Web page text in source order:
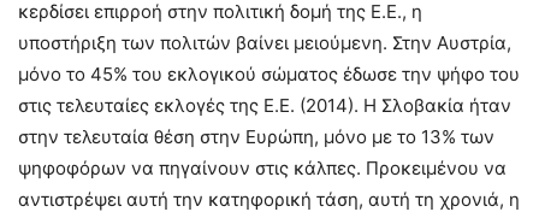
κερδίσει επιρροή στην πολιτική δομή της Ε.Ε., η
υποστήριξη των πολιτών βαίνει μειούμενη. Στην Αυστρία,
μόνο το 45% του εκλογικού σώματος έδωσε την ψήφο του
στις τελευταίες εκλογές της Ε.Ε. (2014). Η Σλοβακία ήταν
στην τελευταία θέση στην Ευρώπη, μόνο με το 13% των
ψηφοφόρων να πηγαίνουν στις κάλπες. Προκειμένου να
αντιστρέψει αυτή την κατηφορική τάση, αυτή τη χρονιά, η